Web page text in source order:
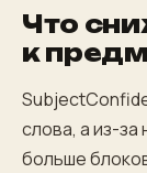
Что
к
слова, а из-
больше